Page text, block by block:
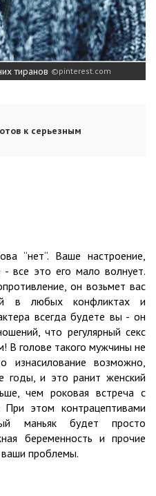
тиранов pinterest.com
к серьезным
“нет“. Ваше настроение,
все это его мало волнует.
он возьмет вас
в любых конфликтах и
всегда будете вы - он
что регулярный секс
В голове такого мужчины не
изнасилование возможно,
годы, и это ранит женский
чем роковая встреча с
этом контрацептивами
маньяк будет просто
беременность и прочие
проблемы.